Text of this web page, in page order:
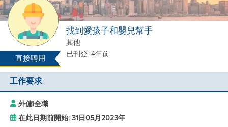
直接聘用
找到愛孩子和嬰兒幫手
其他
已刊登: 4年前
工作要求
外傭|全職
在此日期前開始: 31日05月2023年